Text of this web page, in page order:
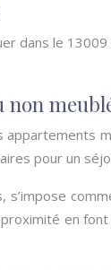
dans le
non
appartements
pour un
en